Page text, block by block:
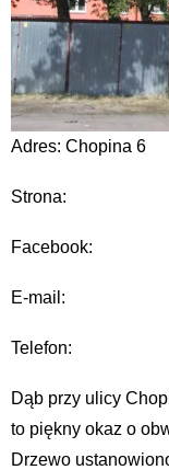
Adres: Chopina 6
Strona:
Facebook:
E-mail:
Telefon:
Dąb przy ulicy
to piękny okaz o
Drzewo